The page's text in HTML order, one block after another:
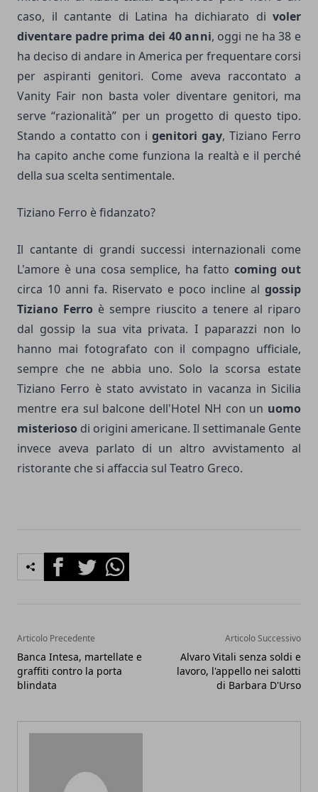
caso, il cantante di Latina ha dichiarato di voler
diventare padre prima dei 40 anni, oggi ne ha 38 e
ha deciso di andare in America per frequentare corsi
per aspiranti genitori. Come aveva raccontato a
Vanity Fair non basta voler diventare genitori, ma
serve “razionalità” per un progetto di questo tipo.
Stando a contatto con i genitori gay, Tiziano Ferro
ha capito anche come funziona la realtà e il perché
della sua scelta sentimentale.
Tiziano Ferro è fidanzato?
Il cantante di grandi successi internazionali come
L'amore è una cosa semplice, ha fatto coming out
circa 10 anni fa. Riservato e poco incline al gossip
Tiziano Ferro è sempre riuscito a tenere al riparo
dal gossip la sua vita privata. I paparazzi non lo
hanno mai fotografato con il compagno ufficiale,
sempre che ne abbia uno. Solo la scorsa estate
Tiziano Ferro è stato avvistato in vacanza in Sicilia
mentre era sul balcone dell'Hotel NH con un uomo
misterioso di origini americane. Il settimanale Gente
invece aveva parlato di un altro avvistamento al
ristorante che si affaccia sul Teatro Greco.
FacebookTwitterWhatsapp
Articolo Precedente
Banca Intesa, martellate e
graffiti contro la porta
blindata
Articolo Successivo
Alvaro Vitali senza soldi e
lavoro, l'appello nei salotti
di Barbara D'Urso